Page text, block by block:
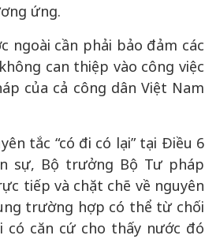
ứng.
ngoài cần phải bảo đảm các
can thiệp vào công việc
của cả công dân Việt Nam
tắc “có đi có lại” tại Điều 6
sự, Bộ trưởng Bộ Tư pháp
tiếp và chặt chẽ về nguyên
trường hợp có thể từ chối
căn cứ cho thấy nước đó